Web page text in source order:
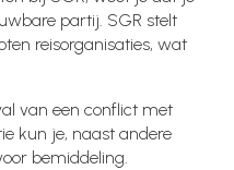
partij. SGR stelt
reisorganisaties, wat
van een conflict met
kun je, naast andere
bemiddeling.